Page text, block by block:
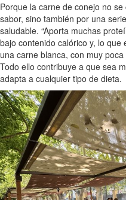
Porque la carne de conejo no
sabor, sino también por una
saludable. “Aporta muchas
bajo contenido calórico y, lo
una carne blanca, con muy
Todo ello contribuye a que sea
adapta a cualquier tipo de dieta.